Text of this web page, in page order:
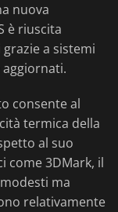
nuova
è riuscita
a sistemi
consente al
termica della
al suo
come 3DMark, il
ma
relativamente